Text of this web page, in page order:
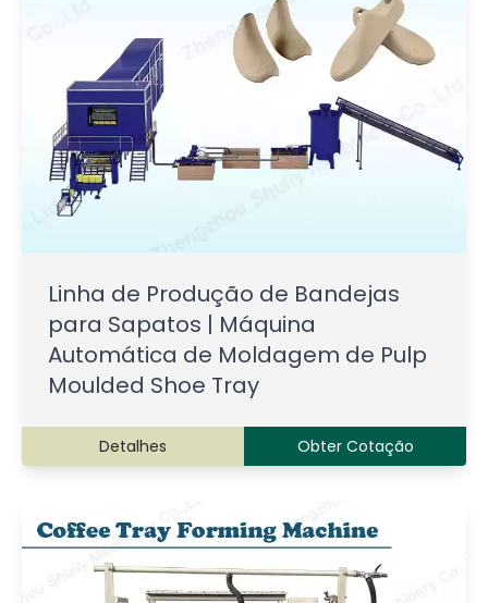
Linha de Produção de Bandejas
para Sapatos | Máquina
Automática de Moldagem de Pulp
Moulded Shoe Tray
Detalhes Obter Cotação